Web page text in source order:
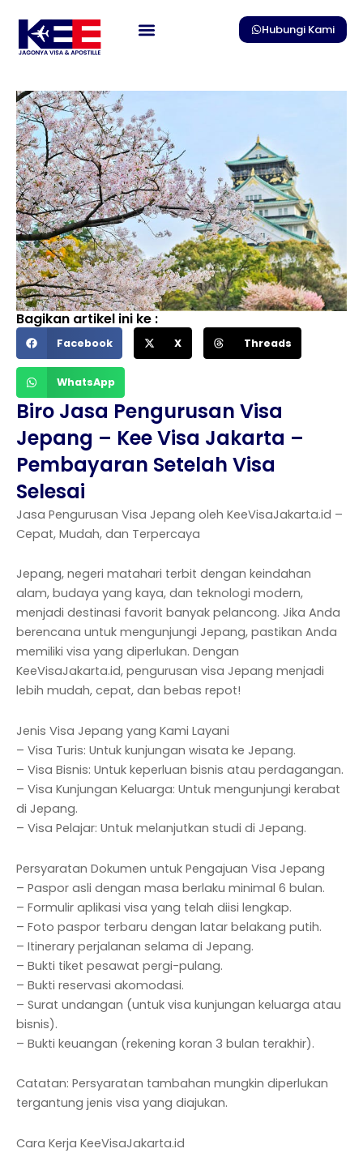
content
Hubungi Kami
Bagikan artikel ini ke :
Facebook X Threads
WhatsApp
Biro Jasa Pengurusan Visa
Jepang – Kee Visa Jakarta –
Pembayaran Setelah Visa
Selesai
Jasa Pengurusan Visa Jepang oleh KeeVisaJakarta.id –
Cepat, Mudah, dan Terpercaya
Jepang, negeri matahari terbit dengan keindahan
alam, budaya yang kaya, dan teknologi modern,
menjadi destinasi favorit banyak pelancong. Jika Anda
berencana untuk mengunjungi Jepang, pastikan Anda
memiliki visa yang diperlukan. Dengan
KeeVisaJakarta.id, pengurusan visa Jepang menjadi
lebih mudah, cepat, dan bebas repot!
Jenis Visa Jepang yang Kami Layani
– Visa Turis: Untuk kunjungan wisata ke Jepang.
– Visa Bisnis: Untuk keperluan bisnis atau perdagangan.
– Visa Kunjungan Keluarga: Untuk mengunjungi kerabat
di Jepang.
– Visa Pelajar: Untuk melanjutkan studi di Jepang.
Persyaratan Dokumen untuk Pengajuan Visa Jepang
– Paspor asli dengan masa berlaku minimal 6 bulan.
– Formulir aplikasi visa yang telah diisi lengkap.
– Foto paspor terbaru dengan latar belakang putih.
– Itinerary perjalanan selama di Jepang.
– Bukti tiket pesawat pergi-pulang.
– Bukti reservasi akomodasi.
– Surat undangan (untuk visa kunjungan keluarga atau
bisnis).
– Bukti keuangan (rekening koran 3 bulan terakhir).
Catatan: Persyaratan tambahan mungkin diperlukan
tergantung jenis visa yang diajukan.
Cara Kerja KeeVisaJakarta.id